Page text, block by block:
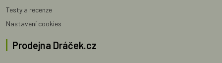
Testy a recenze
Nastavení cookies
Prodejna Dráček.cz